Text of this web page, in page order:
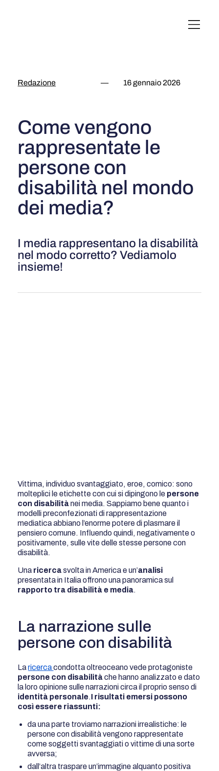
Redazione — 16 gennaio 2026
Come vengono
rappresentate le
persone con
disabilità nel mondo
dei media?
I media rappresentano la disabilità
nel modo corretto? Vediamolo
insieme!
Vittima, individuo svantaggiato, eroe, comico: sono
molteplici le etichette con cui si dipingono le persone
con disabilitànei media. Sappiamo bene quanto i
modelli preconfezionati di rappresentazione
mediatica abbiano l’enorme potere di plasmare il
pensiero comune. Influendo quindi, negativamente o
positivamente, sulle vite delle stesse persone con
disabilità.
Una ricercasvolta in America e un’analisi
presentata in Italia offrono una panoramica sul
rapporto tra disabilità e media.
La narrazione sulle
persone con disabilità
Laricercacondotta oltreoceano vede protagoniste
persone con disabilitàche hanno analizzato e dato
la loro opinione sulle narrazioni circa il proprio senso di
identità personale.I risultati emersi possono
così essere riassunti:
da una parte troviamo narrazioni irrealistiche: le
persone con disabilità vengono rappresentate
come soggetti svantaggiati o vittime di una sorte
avversa;
dall’altra traspare un’immagine alquanto positiva